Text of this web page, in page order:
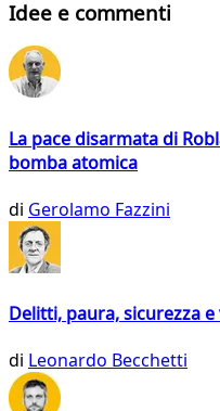
Idee e commenti
La pace disarmata di
bomba atomica
di Gerolamo Fazzini
Delitti, paura, sicurezza
di Leonardo Becchetti